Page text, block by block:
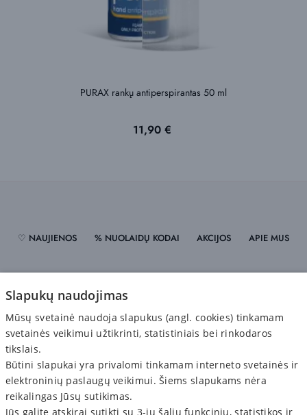
PURAX rankų antiperspirantas 50 ml
Kaina
11,90 €
♡ NAUJIENOS % NUOLAIDŲ KODAI AKCIJOS APIE MUS
PRIVATUMO POLITIKA
Slapukų naudojimas
Mūsų svetainė naudoja slapukus (angl. cookies) tinkamam
svetainės veikimui užtikrinti, statistiniais bei rinkodaros
tikslais.
Būtini slapukai yra privalomi tinkamam interneto svetainės ir
elektroninių paslaugų veikimui. Šiems slapukams nėra
reikalingas Jūsų sutikimas.
Jūs galite atskirai sutikti su 3-ių šalių funkcinių, statistikos ir